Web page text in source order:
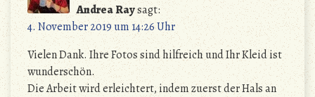
Andrea Raysagt:
4. November 2019 um 14:26 Uhr
Vielen Dank. Ihre Fotos sind hilfreich und Ihr Kleid ist
wunderschön.
Die Arbeit wird erleichtert, indem zuerst der Hals an